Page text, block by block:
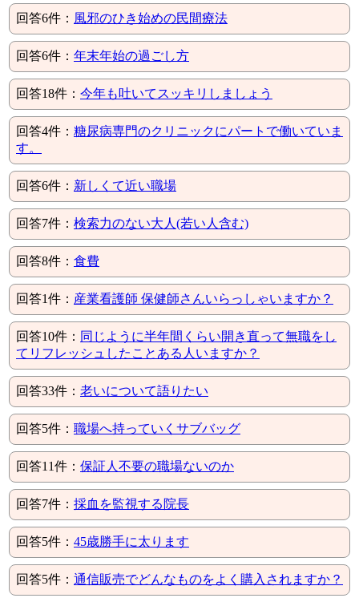
回答6件： 風邪のひき始めの民間療法
回答6件： 年末年始の過ごし方
回答18件： 今年も吐いてスッキリしましょう
回答4件： 糖尿病専門のクリニックにパートで働いていま
す。
回答6件： 新しくて近い職場
回答7件： 検索力のない大人(若い人含む)
回答8件： 食費
回答1件： 産業看護師 保健師さんいらっしゃいますか？
回答10件： 同じように半年間くらい開き直って無職をし
てリフレッシュしたことある人いますか？
回答33件： 老いについて語りたい
回答5件： 職場へ持っていくサブバッグ
回答11件： 保証人不要の職場ないのか
回答7件： 採血を監視する院長
回答5件： 45歳勝手に太ります
回答5件： 通信販売でどんなものをよく購入されますか？